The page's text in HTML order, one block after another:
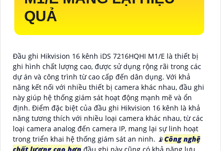
QUẢ
Đầu ghi Hikvision 16 kênh iDS 7216HQHI M1/E là thiết bị
ghi hình chất lượng cao, được sử dụng rộng rãi trong các
dự án và công trình từ cao cấp đến dân dụng. Với khả
năng kết nối với nhiều thiết bị camera khác nhau, đầu ghi
này giúp hệ thống giám sát hoạt động mạnh mẽ và ổn
định. Điểm đặc biệt của đầu ghi Hikvision 16 kênh là khả
năng tương thích với nhiều loại camera khác nhau, từ các
loại camera analog đến camera IP, mang lại sự linh hoạt
trong triển khai hệ thống giám sát an ninh. 📡Công nghệ
chất lượng cao hơn đầu ghi này cũng có khả năng lưu